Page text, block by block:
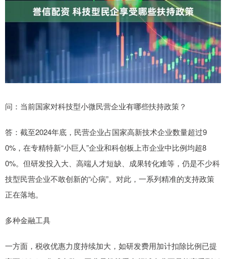
问：当前国家对科技型小微民营企业有哪些扶持政策？
答：截至2024年底，民营企业占国家高新技术企业数量超过9
0%，在专精特新“小巨人”企业和科创板上市企业中比例均超8
0%。但研发投入大、高端人才短缺、成果转化难等，仍是不少科
技型民营企业不敢创新的“心病”。对此，一系列精准的支持政策
正在落地。
多种金融工具
一方面，税收优惠力度持续加大，如研发费用加计扣除比例已提